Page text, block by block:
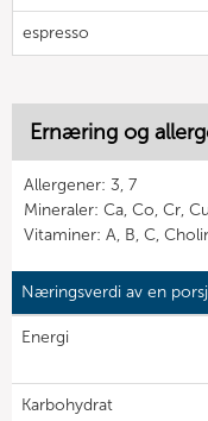
espresso
Ernæring og
Allergener: 3, 7
Mineraler: Ca, Co, Cr,
Vitaminer: A, B, C,
Næringsverdi av en
Energi
Karbohydrat